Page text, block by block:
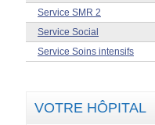
Service SMR 2
Service Social
Service Soins intensifs
VOTRE HÔPITAL